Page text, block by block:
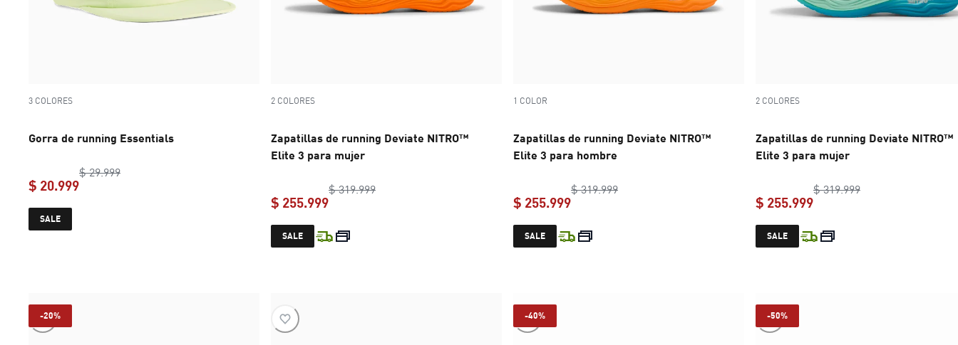
3 COLORES
Gorra de running Essentials
$ 29.999original price $ 29.999
$ 20.999
SALE
2 COLORES
Zapatillas de running Deviate NITRO™
Elite 3 para mujer
$ 319.999original price $ 319.999
$ 255.999
current price $ 255.999
SALE
1 COLOR
Zapatillas de running Deviate NITRO™
Elite 3 para hombre
$ 319.999original price $ 319.999
$ 255.999
current price $ 255.999
SALE
2 COLORES
Zapatillas de running Deviate NITRO™
Elite 3 para mujer
$ 319.999original price $
$ 255.999
current price $ 255.999
SALE
-20% -40% -50%